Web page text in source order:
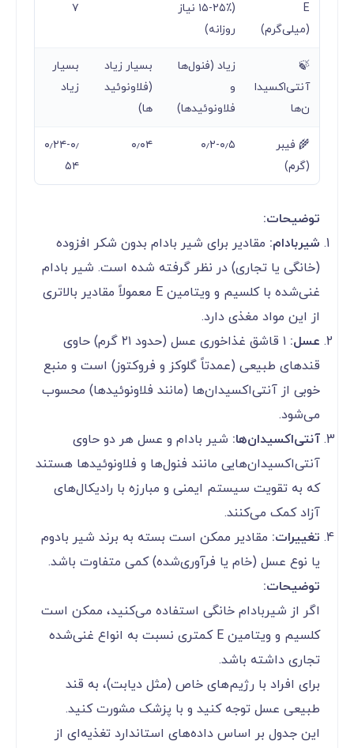
E
(میلی‌گرم)
(۱۵-۲۵٪ نیاز
روزانه)
۷
🍃
آنتی‌اکسیدا
ن‌ها
زیاد (فنول‌ها
و
فلاونوئیدها)
بسیار زیاد
(فلاونوئید
ها)
بسیار
زیاد
🌾 فیبر
(گرم)
۰٫۲-۰٫۵ ۰٫۰۴
۰٫۲۴-۰٫
۵۴
توضیحات:
شیربادام: مقادیر برای شیر بادام بدون شکر افزوده
(خانگی یا تجاری) در نظر گرفته شده است. شیر بادام
غنی‌شده با کلسیم و ویتامین E معمولاً مقادیر بالاتری
از این مواد مغذی دارد.
عسل:
۱ قاشق غذاخوری عسل (حدود ۲۱ گرم) حاوی
قندهای طبیعی (عمدتاً گلوکز و فروکتوز) است و منبع
خوبی از آنتی‌اکسیدان‌ها (مانند فلاونوئیدها) محسوب
می‌شود.
آنتی‌اکسیدان‌ها: شیر بادام و عسل هر دو حاوی
آنتی‌اکسیدان‌هایی مانند فنول‌ها و فلاونوئیدها هستند
که به تقویت سیستم ایمنی و مبارزه با رادیکال‌های
آزاد کمک می‌کنند.
تغییرات: مقادیر ممکن است بسته به برند شیر بادوم
یا نوع عسل (خام یا فرآوری‌شده) کمی متفاوت باشد.
توضیحات:
اگر از شیربادام خانگی استفاده می‌کنید، ممکن است
کلسیم و ویتامین E کمتری نسبت به انواع غنی‌شده
تجاری داشته باشد.
برای افراد با رژیم‌های خاص (مثل دیابت)، به قند
طبیعی عسل توجه کنید و با پزشک مشورت کنید.
این جدول بر اساس داده‌های استاندارد تغذیه‌ای از